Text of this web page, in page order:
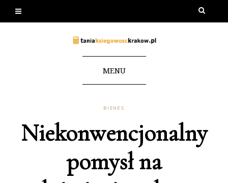
MENU
BIZNES
Niekonwencjonalny
pomysł na